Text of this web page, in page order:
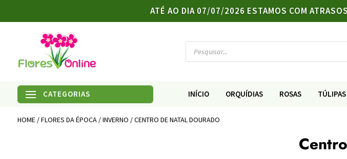
ATÉ AO DIA 07/07/2026 ESTAMOS COM
Products
search
INÍCIO ORQUÍDIAS ROSAS TÚLIPAS
HOME/FLORES DA ÉPOCA/INVERNO / CENTRO DE NATAL DOURADO